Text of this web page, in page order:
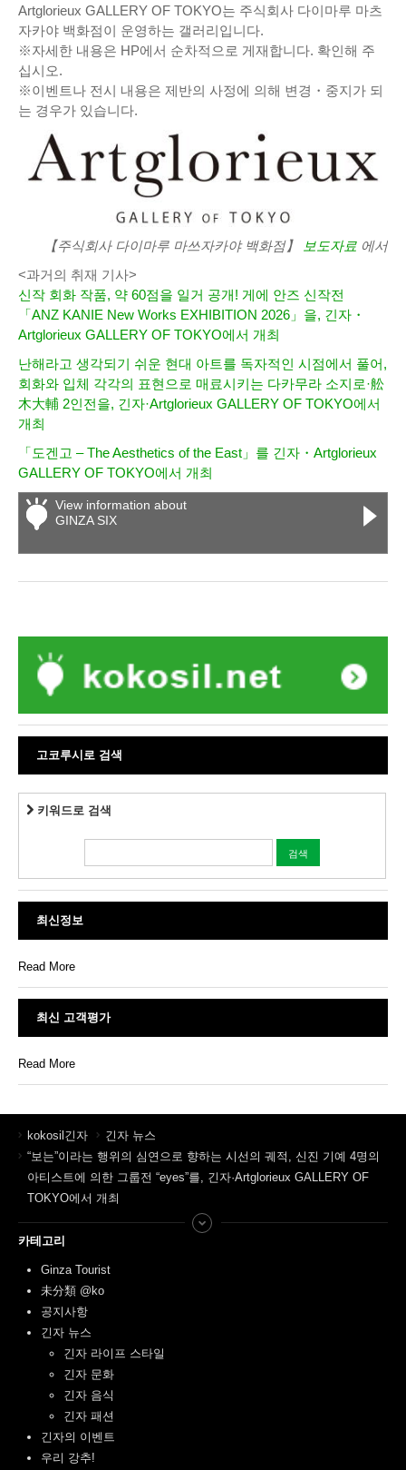
Artglorieux GALLERY OF TOKYO는 주식회사 다이마루 마츠
자카야 백화점이 운영하는 갤러리입니다.
※자세한 내용은 HP에서 순차적으로 게재합니다. 확인해 주
십시오.
※이벤트나 전시 내용은 제반의 사정에 의해 변경・중지가 되
는 경우가 있습니다.
【주식회사 다이마루 마쓰자카야 백화점】 보도자료 에서
<과거의 취재 기사>
신작 회화 작품, 약 60점을 일거 공개! 게에 안즈 신작전
「ANZ KANIE New Works EXHIBITION 2026」을, 긴자・
Artglorieux GALLERY OF TOKYO에서 개최
난해라고 생각되기 쉬운 현대 아트를 독자적인 시점에서 풀어,
회화와 입체 각각의 표현으로 매료시키는 다카무라 소지로·舩
木大輔 2인전을, 긴자·Artglorieux GALLERY OF TOKYO에서
개최
「도겐고 – The Aesthetics of the East」를 긴자・Artglorieux
GALLERY OF TOKYO에서 개최
View information about
GINZA SIX
고코루시로 검색
키워드로 검색
최신정보
Read More
최신 고객평가
Read More
kokosil긴자
긴자 뉴스
“보는”이라는 행위의 심연으로 향하는 시선의 궤적, 신진 기예 4명의
아티스트에 의한 그룹전 “eyes”를, 긴자·Artglorieux GALLERY OF
TOKYO에서 개최
카테고리
Ginza Tourist
未分類 @ko
공지사항
긴자 뉴스
긴자 라이프 스타일
긴자 문화
긴자 음식
긴자 패션
긴자의 이벤트
우리 강추!